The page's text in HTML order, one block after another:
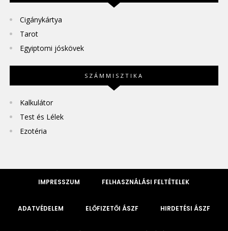
Cigánykártya
Tarot
Egyiptomi jóskövek
SZÁMMISZTIKA
Kalkulátor
Test és Lélek
Ezotéria
IMPRESSZUM FELHASZNÁLÁSI FELTÉTELEK
ADATVÉDELEM ELŐFIZETŐI ÁSZF HIRDETÉSI ÁSZF